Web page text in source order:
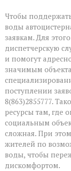
Чтобы
воды
заявкам. Для
диспетчерскую
и помогут
значимым
поступлении
8(863)2855777.
ресурсы там, где
социальным
сложная. При
жителей по
воды, чтобы
дискомфортом.